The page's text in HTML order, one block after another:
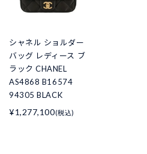
シャネル ショルダー
バッグ レディース ブ
ラック CHANEL
AS4868 B16574
94305 BLACK
¥1,277,100(税込)